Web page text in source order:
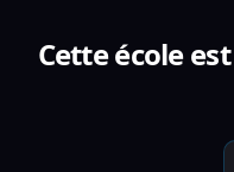
Cette école